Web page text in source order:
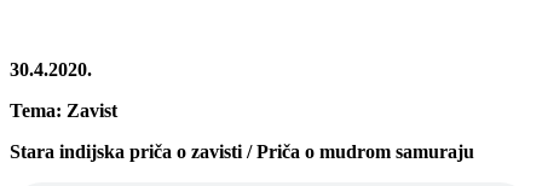
30.4.2020.
Tema: Zavist
Stara indijska priča o zavisti / Priča o mudrom samuraju